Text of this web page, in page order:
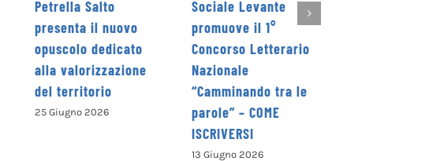
il nuovo
dedicato
Sociale Levante
promuove il 1°
Concorso Letterario
Nazionale
“Camminando tra le
parole” – COME
edizione dal 5 al 7
giugno
4 Giugno 2026